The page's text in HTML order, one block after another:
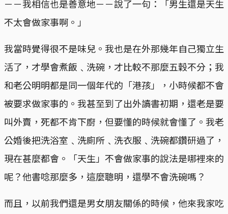
－－我相信也是善意地－－說了一句：「男生還是天生
不太會做家事啊。」
我當時覺得很不是味兒。我也是在外那幾年自己獨立生
活了，才學會煮飯﹑洗碗，才比較不那麼五穀不分；我
和老公明明都是同一個年代的「港孩」，小時候都不會
被要求做家事的。我甚至到了出外讀書初期，還老是要
叫外賣，死都不肯下廚，但要懂的時候就會懂了。我老
公婚後把洗浴室﹑洗廁所﹑洗衣服﹑洗碗都鑽研過了，
現在甚麼都會。「天生」不會做家事的說法是哪裡來的
呢？他書唸那麼多，這麼聰明，還學不會洗碗嗎？
而且，以前我們還是男女朋友關係的時候，他來我家吃